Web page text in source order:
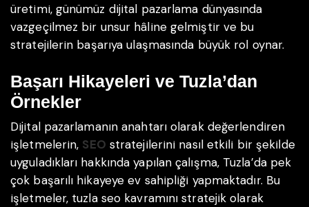
üretimi, günümüz dijital pazarlama dünyasında
vazgeçilmez bir unsur hâline gelmiştir ve bu
stratejilerin başarıya ulaşmasında büyük rol oynar.
Başarı Hikayeleri ve Tuzla’dan
Örnekler
Dijital pazarlamanın anahtarı olarak değerlendiren
işletmelerin, SEO stratejilerini nasıl etkili bir şekilde
uyguladıkları hakkında yapılan çalışma, Tuzla’da pek
çok başarılı hikayeye ev sahipliği yapmaktadır. Bu
işletmeler, tuzla seo kavramını stratejik olarak